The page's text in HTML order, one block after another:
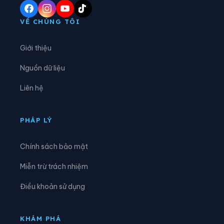
Xã Điền Lư
Xã Hậu Lộc
Xã Hoằng Sơn
VỀ CHÚNG TÔI
Giới thiệu
Nguồn dữ liệu
Liên hệ
PHÁP LÝ
Chính sách bảo mật
Miễn trừ trách nhiệm
Điều khoản sử dụng
KHÁM PHÁ